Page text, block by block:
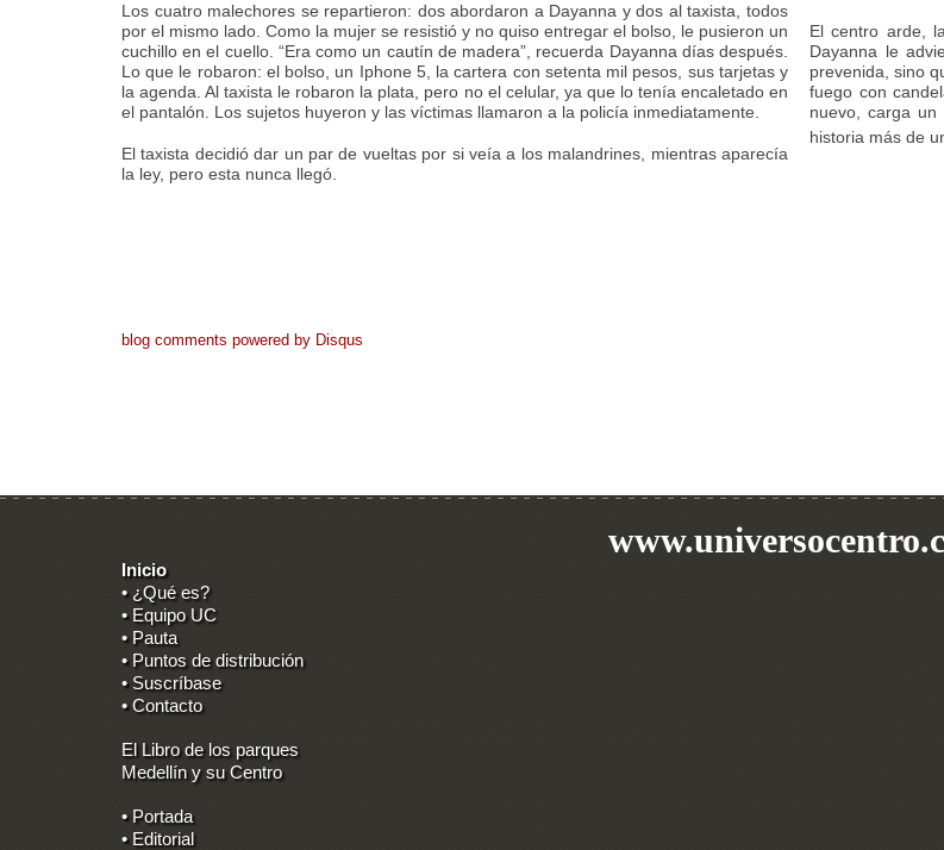
Los cuatro malechores se repartieron: dos abordaron a Dayanna y dos al taxista, todos
por el mismo lado. Como la mujer se resistió y no quiso entregar el bolso, le pusieron un
cuchillo en el cuello. “Era como un cautín de madera”, recuerda Dayanna días después.
Lo que le robaron: el bolso, un Iphone 5, la cartera con setenta mil pesos, sus tarjetas y
la agenda. Al taxista le robaron la plata, pero no el celular, ya que lo tenía encaletado en
el pantalón. Los sujetos huyeron y las víctimas llamaron a la policía inmediatamente.
El taxista decidió dar un par de vueltas por si veía a los malandrines, mientras aparecía
la ley, pero esta nunca llegó.
El centro arde,
Dayanna le
prevenida, sino
fuego con
nuevo, carga
historia más de
blog comments powered by Disqus
Inicio
• ¿Qué es?
• Equipo UC
• Pauta
• Puntos de distribución
• Suscríbase
• Contacto
El Libro de los parques
Medellín y su Centro
• Portada
• Editorial